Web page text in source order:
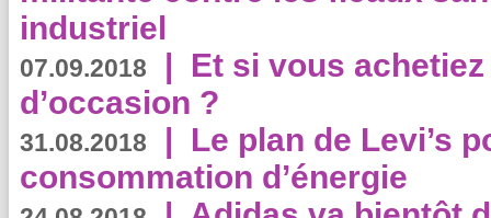
industriel
07.09.2018 | Et si vous
d’occasion ?
31.08.2018 | Le plan de Levi’s
consommation d’énergie